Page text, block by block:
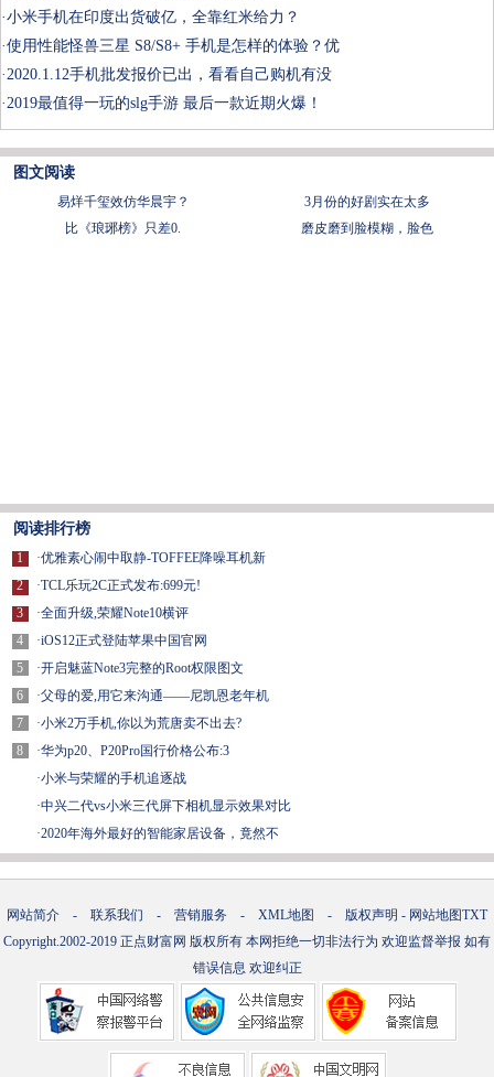
·小米手机在印度出货破亿，全靠红米给力？
·使用性能怪兽三星 S8/S8+ 手机是怎样的体验？优
·2020.1.12手机批发报价已出，看看自己购机有没
·2019最值得一玩的slg手游 最后一款近期火爆！
图文阅读
易烊千玺效仿华晨宇？
3月份的好剧实在太多
比《琅琊榜》只差0.
磨皮磨到脸模糊，脸色
阅读排行榜
1
2
3
4
5
6
7
8
·优雅素心闹中取静-TOFFEE降噪耳机新
·TCL乐玩2C正式发布:699元!
·全面升级,荣耀Note10横评
·iOS12正式登陆苹果中国官网
·开启魅蓝Note3完整的Root权限图文
·父母的爱,用它来沟通——尼凯恩老年机
·小米2万手机,你以为荒唐卖不出去?
·华为p20、P20Pro国行价格公布:3
·小米与荣耀的手机追逐战
·中兴二代vs小米三代屏下相机显示效果对比
·2020年海外最好的智能家居设备，竟然不
网站简介 - 联系我们 - 营销服务 - XML地图 - 版权声明 - 网站地图TXT
Copyright.2002-2019 正点财富网 版权所有 本网拒绝一切非法行为 欢迎监督举报 如有
错误信息 欢迎纠正